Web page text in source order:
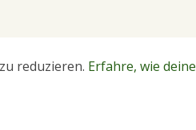
reduzieren. Erfahre, wie deine